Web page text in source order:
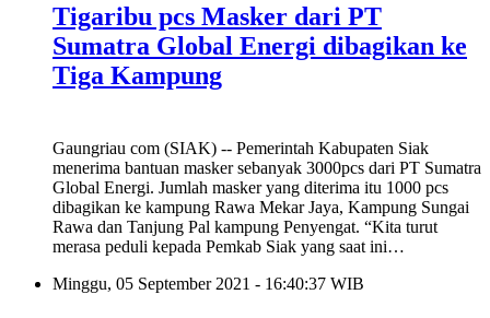
Tigaribu pcs Masker dari PT
Sumatra Global Energi dibagikan ke
Tiga Kampung
Gaungriau com (SIAK) -- Pemerintah Kabupaten Siak
menerima bantuan masker sebanyak 3000pcs dari PT Sumatra
Global Energi. Jumlah masker yang diterima itu 1000 pcs
dibagikan ke kampung Rawa Mekar Jaya, Kampung Sungai
Rawa dan Tanjung Pal kampung Penyengat. “Kita turut
merasa peduli kepada Pemkab Siak yang saat ini…
Minggu, 05 September 2021 - 16:40:37 WIB